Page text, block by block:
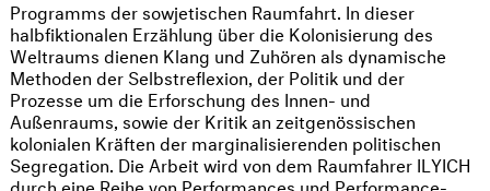
Programms der sowjetischen Raumfahrt. In dieser
halbfiktionalen Erzählung über die Kolonisierung des
Weltraums dienen Klang und Zuhören als dynamische
Methoden der Selbstreflexion, der Politik und der
Prozesse um die Erforschung des Innen- und
Außenraums, sowie der Kritik an zeitgenössischen
kolonialen Kräften der marginalisierenden politischen
Segregation. Die Arbeit wird von dem Raumfahrer ILYICH
durch eine Reihe von Performances und Performance-